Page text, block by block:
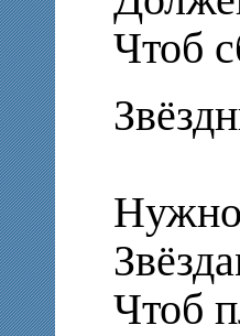
Чтоб
Нужно
Чтоб